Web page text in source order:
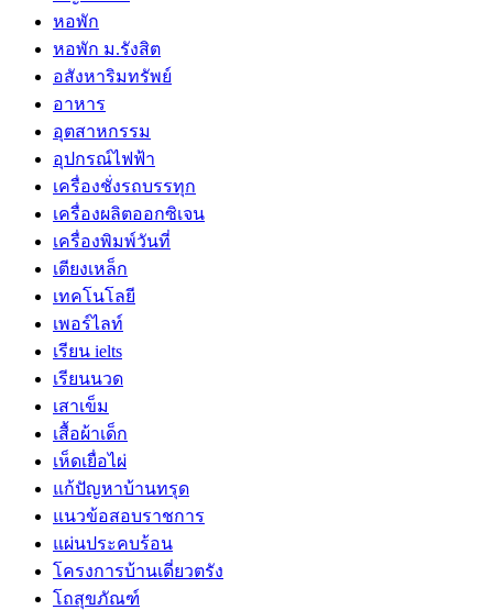
หอพัก
หอพัก ม.รังสิต
อสังหาริมทรัพย์
อาหาร
อุตสาหกรรม
อุปกรณ์ไฟฟ้า
เครื่องชั่งรถบรรทุก
เครื่องผลิตออกซิเจน
เครื่องพิมพ์วันที่
เตียงเหล็ก
เทคโนโลยี
เพอร์ไลท์
เรียน ielts
เรียนนวด
เสาเข็ม
เสื้อผ้าเด็ก
เห็ดเยื่อไผ่
แก้ปัญหาบ้านทรุด
แนวข้อสอบราชการ
แผ่นประคบร้อน
โครงการบ้านเดี่ยวตรัง
โถสุขภัณฑ์